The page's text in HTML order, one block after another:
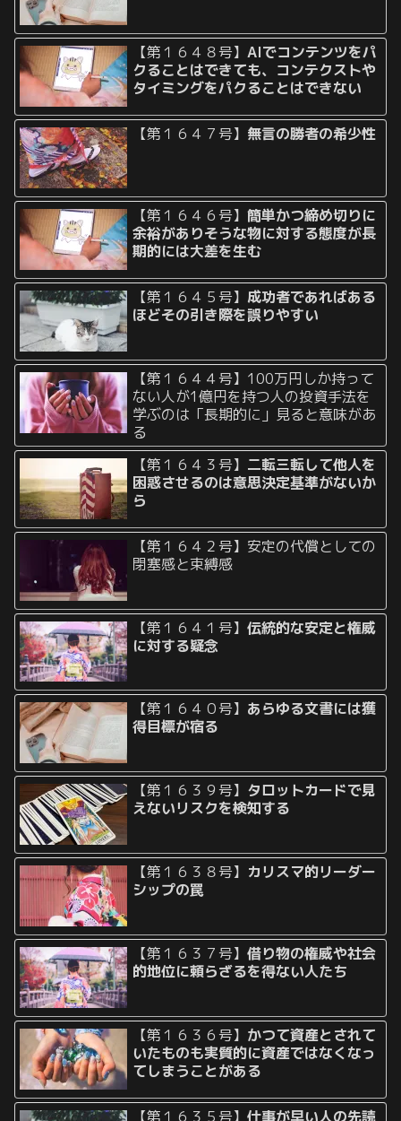
【第１６４８号】AIでコンテンツをパ
クることはできても、コンテクストや
タイミングをパクることはできない
【第１６４７号】 無言の勝者の希少性
【第１６４６号】簡単かつ締め切りに
余裕がありそうな物に対する態度が長
期的には大差を生む
【第１６４５号】成功者であればある
ほどその引き際を誤りやすい
【第１６４４号】100万円しか持って
ない人が1億円を持つ人の投資手法を
学ぶのは「長期的に」見ると意味があ
る
【第１６４３号】 二転三転して他人を
困惑させるのは意思決定基準がないか
ら
【第１６４２号】安定の代償としての
閉塞感と束縛感
【第１６４１号】伝統的な安定と権威
に対する疑念
【第１６４０号】 あらゆる文書には獲
得目標が宿る
【第１６３９号】 タロットカードで見
えないリスクを検知する
【第１６３８号】 カリスマ的リーダー
シップの罠
【第１６３７号】借り物の権威や社会
的地位に頼らざるを得ない人たち
【第１６３６号】 かつて資産とされて
いたものも実質的に資産ではなくなっ
てしまうことがある
【第１６３５号】仕事が早い人の先読